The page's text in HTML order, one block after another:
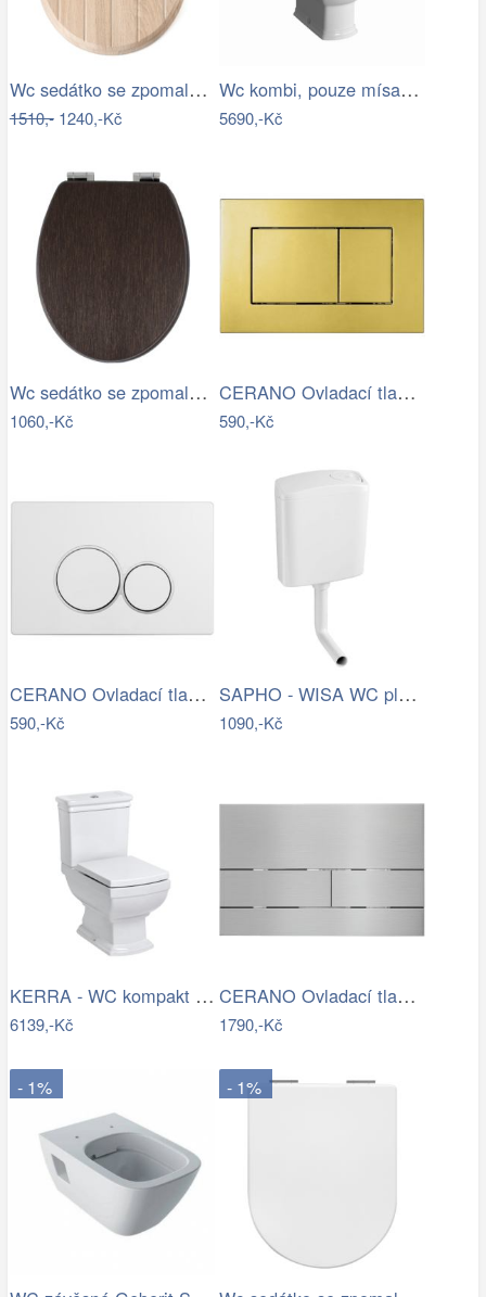
Wc sedátko se zpomalovacím mechanismem…
1510,-1240,-Kč
Wc kombi, pouze mísa VitrA Ricordi…
5690,-Kč
Wc sedátko se zpomalovacím mechanismem…
1060,-Kč
CERANO Ovladací tlačítko WC modulů Lite…
590,-Kč
CERANO Ovladací tlačítko WC modulů Lite…
590,-Kč
SAPHO - WISA WC plastová nádržka Start…
1090,-Kč
KERRA - WC kompakt Kleopatra 11 (s…
6139,-Kč
CERANO Ovladací tlačítko WC modulů Lite…
1790,-Kč
- 1% - 1%